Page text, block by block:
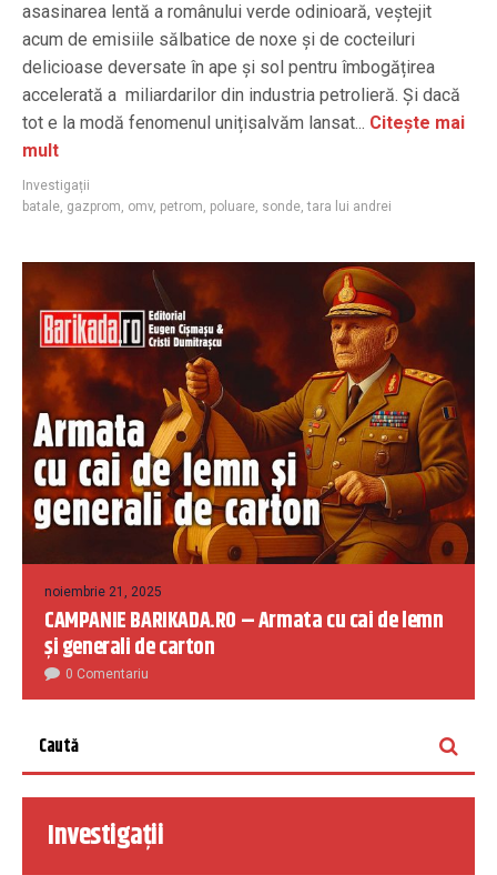
asasinarea lentă a românului verde odinioară, veștejit
acum de emisiile sălbatice de noxe și de cocteiluri
delicioase deversate în ape și sol pentru îmbogățirea
accelerată a miliardarilor din industria petrolieră. Și dacă
tot e la modă fenomenul unițisalvăm lansat... Citește mai
mult
Investigații
batale, gazprom, omv, petrom, poluare, sonde,tara lui andrei
noiembrie 21, 2025
CAMPANIE BARIKADA.RO – Armata cu cai de lemn
și generali de carton
0 Comentariu
Investigații